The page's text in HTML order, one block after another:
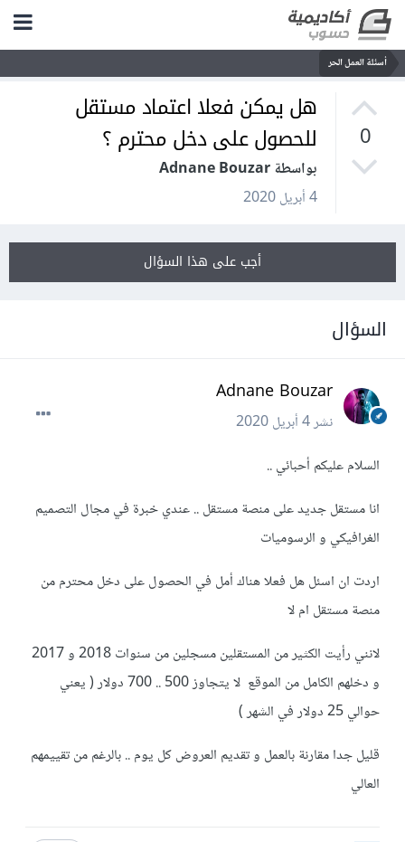
أسئلة العمل الحر
0
هل يمكن فعلا اعتماد مستقل
للحصول على دخل محترم ؟
بواسطة Adnane Bouzar
4 أبريل 2020
أجب على هذا السؤال
السؤال
Adnane Bouzar
نشر4 أبريل 2020
السلام عليكم أحبائي ..
انا مستقل جديد على منصة مستقل .. عندي خبرة في مجال التصميم
الغرافيكي و الرسوميات
اردت ان اسئل هل فعلا هناك أمل في الحصول على دخل محترم من
منصة مستقل ام لا
لانني رأيت الكثير من المستقلين مسجلين من سنوات 2018 و 2017
و دخلهم الكامل من الموقع لا يتجاوز 500 .. 700 دولار ( يعني
حوالي 25 دولار في الشهر )
قليل جدا مقارنة بالعمل و تقديم العروض كل يوم .. بالرغم من تقييمهم
العالي